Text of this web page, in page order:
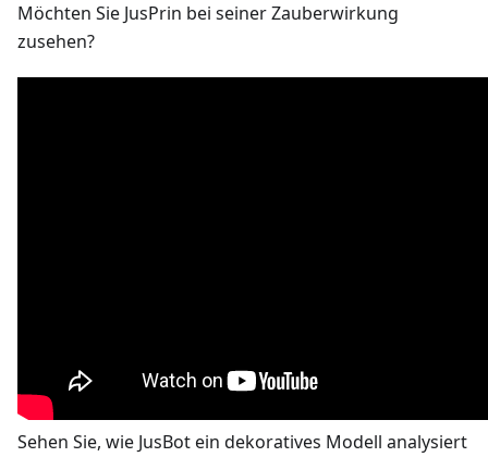
Möchten Sie JusPrin bei seiner Zauberwirkung
zusehen?
Sehen Sie, wie JusBot ein dekoratives Modell analysiert